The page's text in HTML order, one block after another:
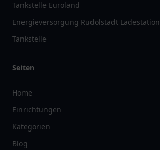
Tankstelle Euroland
Energieversorgung Rudolstadt Ladestation
Tankstelle
Seiten
Home
Einrichtungen
Kategorien
Blog